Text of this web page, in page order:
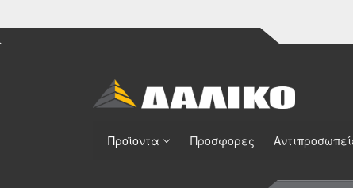
Προϊοντα Προσφορες